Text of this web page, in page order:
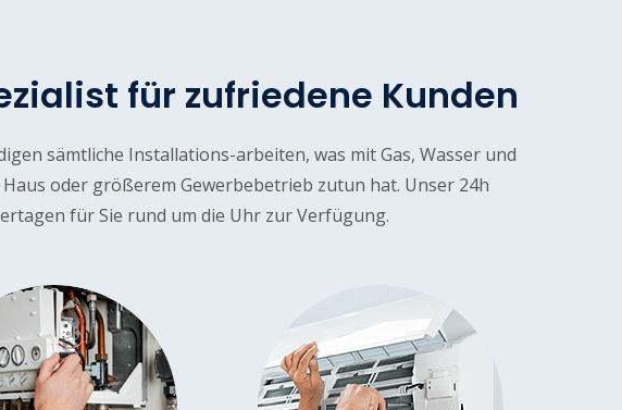
für zufriedene Kunden
sämtliche Installations-arbeiten, was mit Gas, Wasser und
oder größerem Gewerbebetrieb zutun hat. Unser 24h
für Sie rund um die Uhr zur Verfügung.